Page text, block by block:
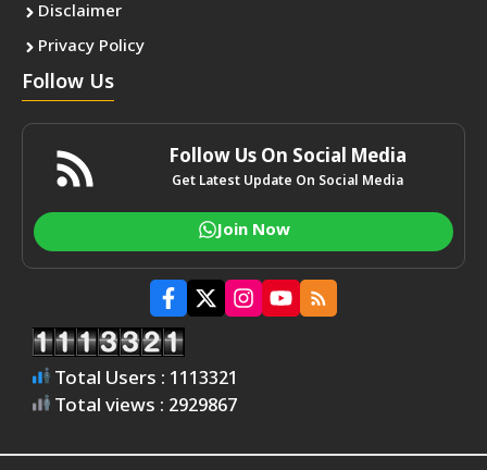
Disclaimer
Privacy Policy
Follow Us
Follow Us On Social Media
Get Latest Update On Social Media
Join Now
Total Users : 1113321
Total views : 2929867